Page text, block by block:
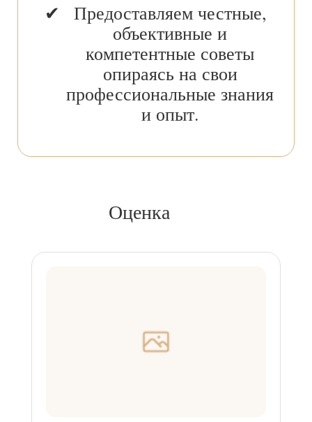
Предоставляем честные,
объективные и
компетентные советы
опираясь на свои
профессиональные знания
и опыт.
Оценка